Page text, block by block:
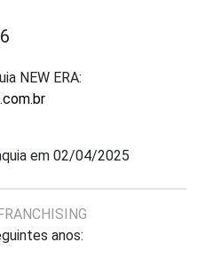
NEW ERA:
em 02/04/2025
anos: